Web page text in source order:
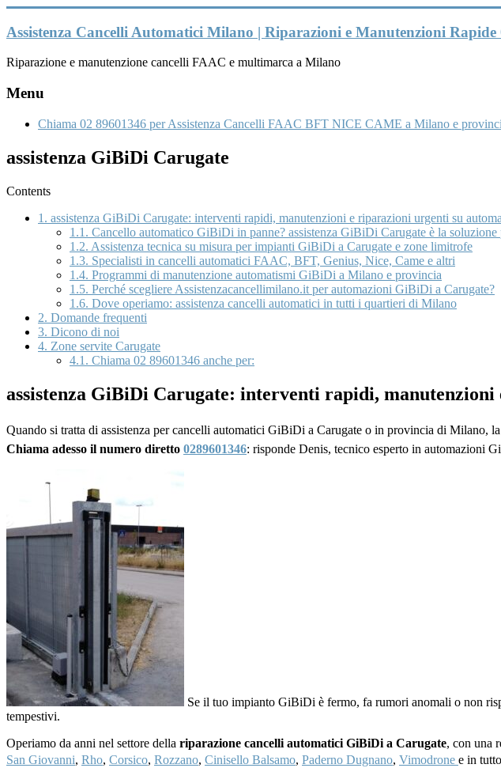
al
contenuto
Assistenza Cancelli Automatici Milano | Riparazioni e Manutenzioni Rapide
Riparazione e manutenzione cancelli FAAC e multimarca a Milano
Menu
Chiama 02 89601346 per Assistenza Cancelli FAAC BFT NICE CAME a Milano e
assistenza GiBiDi Carugate
Contents
1. assistenza GiBiDi Carugate: interventi rapidi, manutenzioni e riparazioni urgenti su
1.1. Cancello automatico GiBiDi in panne? assistenza GiBiDi Carugate è la
1.2. Assistenza tecnica su misura per impianti GiBiDi a Carugate e zone limitrofe
1.3. Specialisti in cancelli automatici FAAC, BFT, Genius, Nice, Came e altri
1.4. Programmi di manutenzione automatismi GiBiDi a Milano e provincia
1.5. Perché scegliere Assistenzacancellimilano.it per automazioni GiBiDi a Carugate?
1.6. Dove operiamo: assistenza cancelli automatici in tutti i quartieri di Milano
2. Domande frequenti
3. Dicono di noi
4. Zone servite Carugate
4.1. Chiama 02 89601346 anche per:
assistenza GiBiDi Carugate: interventi rapidi,
Quando si tratta di assistenza per cancelli automatici GiBiDi a Carugate o in provincia di Milano,
Chiama adesso il numero diretto 0289601346: risponde Denis, tecnico esperto in automazioni
Se il tuo impianto GiBiDi è fermo, fa rumori anomali o non
tempestivi.
Operiamo da anni nel settore della riparazione cancelli automatici GiBiDi a Carugate, con una
San Giovanni, Rho, Corsico, Rozzano, Cinisello Balsamo, Paderno Dugnano, Vimodrone e in